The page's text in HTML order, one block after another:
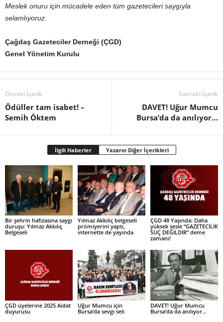
Meslek onuru için mücadele eden tüm gazetecileri saygıyla
selamlıyoruz.
Çağdaş Gazeteciler Derneği (ÇGD)
Genel Yönetim Kurulu
Önceki İçerik
Ödüller tam isabet! –
Semih Öktem
Sonraki İçerik
DAVET! Uğur Mumcu
Bursa’da da anılıyor…
İlgili Haberler Yazarın Diğer İçerikleri
Bir şehrin hafızasına saygı
duruşu: Yılmaz Akkılıç
Belgeseli
Yılmaz Akkılıç belgeseli
prömiyerini yaptı,
internette de yayında
ÇGD 48 Yaşında: Daha
yüksek sesle “GAZETECİLİK
SUÇ DEĞİLDİR” deme
zamanı!
ÇGD üyelerine 2025 Aidat
duyurusu
Uğur Mumcu için
Bursa’da sevgi seli
DAVET! Uğur Mumcu
Bursa’da da anılıyor…